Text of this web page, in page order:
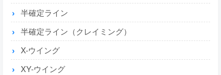
半確定ライン
半確定ライン（クレイミング）
X-ウイング
XY-ウイング